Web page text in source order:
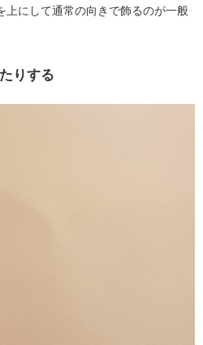
上にして通常の向きで飾るのが一般
りする